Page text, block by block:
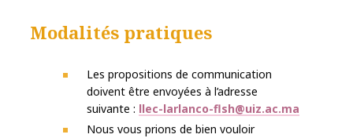
Modalités pratiques
Les propositions de communication
doivent être envoyées à l’adresse
suivante : llec-larlanco-flsh@uiz.ac.ma
Nous vous prions de bien vouloir